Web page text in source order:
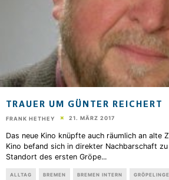
TRAUER UM GÜNTER REICHERT
FRANK HETHEY 21. MÄRZ 2017
Das neue Kino knüpfte auch räumlich an alte
Kino befand sich in direkter Nachbarschaft zu
Standort des ersten Gröpe...
ALLTAG BREMEN BREMEN INTERN